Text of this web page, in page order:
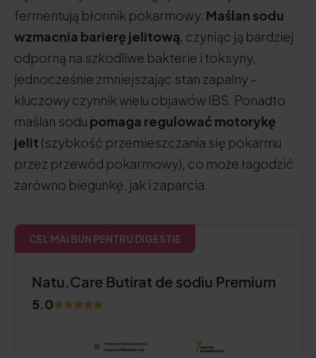
fermentują błonnik pokarmowy. Maślan sodu
wzmacnia barierę jelitową, czyniąc ją bardziej
odporną na szkodliwe bakterie i toksyny,
jednocześnie zmniejszając stan zapalny –
kluczowy czynnik wielu objawów IBS. Ponadto
maślan sodu pomaga regulować motorykę
jelit (szybkość przemieszczania się pokarmu
przez przewód pokarmowy), co może łagodzić
zarówno biegunkę, jak i zaparcia.
CEL MAI BUN PENTRU DIGESTIE
Natu.Care Butirat de sodiu Premium
5.0